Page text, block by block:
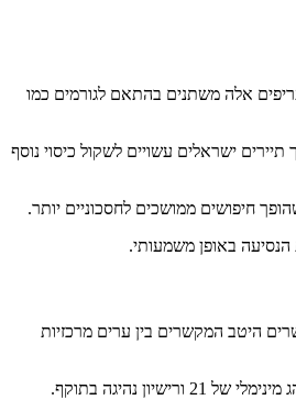
₪) עבור דגמים קומפקטיים, ונמתחים עד כ-60 אירו (כ-240 ₪) עבור רכבי פרימיום. תעריפים אלה משתנים בהתאם לגורמים כמו
ישראלים עשויים לשקול כיסוי נוסף
חיפושים ממושכים לחסכוניים יותר.
היטב המקשרים בין ערים מרכזיות
האי מציע מגוון רחב של אפשרויות השכרת רכב, החל מדגמים קומפקטיים וחסכוניים בדלק וכלי רכב גדולים יותר אידיאליים לנסיעות כפריות נוחות. רוב חברות ההשכרה דורשות גיל נהג מינימלי של 21 ורישיון נהיגה בתוקף.